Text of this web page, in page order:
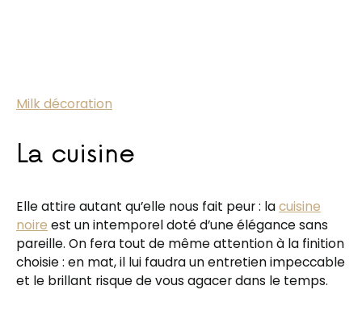
Milk décoration
La cuisine
Elle attire autant qu’elle nous fait peur : lacuisine
noire est un intemporel doté d’une élégance sans
pareille. On fera tout de même attention à la finition
choisie : en mat, il lui faudra un entretien impeccable
et le brillant risque de vous agacer dans le temps.